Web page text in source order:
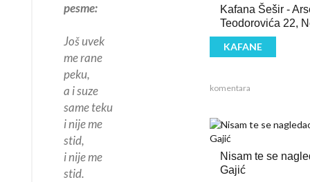
pesme:
Još uvek
me rane
peku,
a i suze
same teku
i nije me
stid,
i nije me
stid.
Kafana Šešir -
Teodorovića 22,
KAFANE
komentara
Nisam te se
Gajić